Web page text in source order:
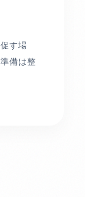
す場
備は整